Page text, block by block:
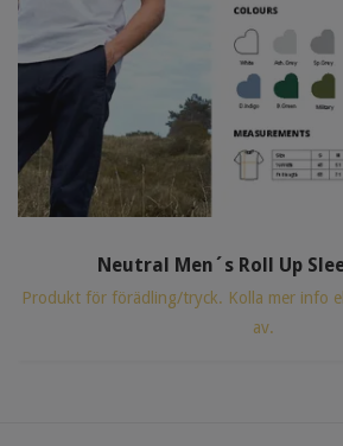
Neutral Men´s Roll Up
Produkt för förädling/tryck. Kolla mer info
av.